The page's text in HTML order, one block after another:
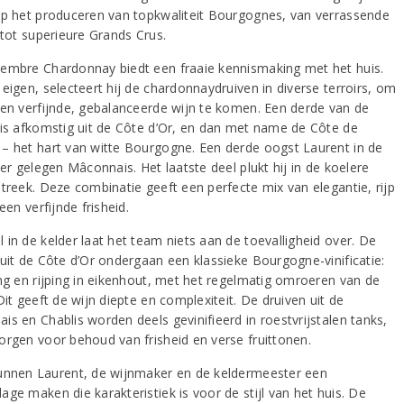
het produceren van topkwaliteit Bourgognes, van verrassende
superieure Grands Crus.
Chardonnay biedt een fraaie kennismaking met het huis.
selecteert hij de chardonnaydruiven in diverse terroirs, om
verfijnde, gebalanceerde wijn te komen. Een derde van de
afkomstig uit de Côte d’Or, en dan met name de Côte de
het hart van witte Bourgogne. Een derde oogst Laurent in de
gelegen Mâconnais. Het laatste deel plukt hij in de koelere
Deze combinatie geeft een perfecte mix van elegantie, rijp
verfijnde frisheid.
in de kelder laat het team niets aan de toevalligheid over. De
de Côte d’Or ondergaan een klassieke Bourgogne-vinificatie:
en rijping in eikenhout, met het regelmatig omroeren van de
geeft de wijn diepte en complexiteit. De druiven uit de
en Chablis worden deels gevinifieerd in roestvrijstalen tanks,
voor behoud van frisheid en verse fruittonen.
Laurent, de wijnmaker en de keldermeester een
maken die karakteristiek is voor de stijl van het huis. De